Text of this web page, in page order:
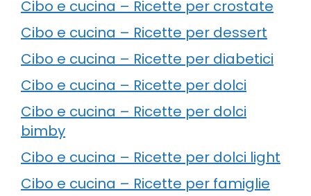
Cibo e cucina – Ricette per crostate
Cibo e cucina – Ricette per dessert
Cibo e cucina – Ricette per diabetici
Cibo e cucina – Ricette per dolci
Cibo e cucina – Ricette per dolci
bimby
Cibo e cucina – Ricette per dolci light
Cibo e cucina – Ricette per famiglie